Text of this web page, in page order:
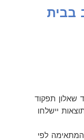
בבית
האחד שאלון תפקוד
יישלחו
לפי